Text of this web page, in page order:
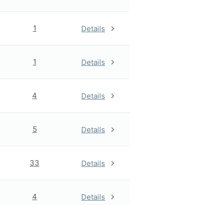
1 Details
1 Details
4 Details
5 Details
33 Details
4 Details